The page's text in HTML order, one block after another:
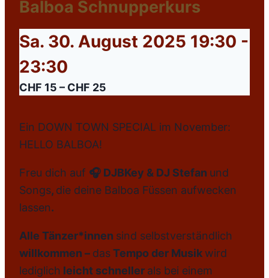
Balboa Schnupperkurs
Sa. 30. August 2025 19:30 -
23:30
CHF 15 – CHF 25
Ein DOWN TOWN SPECIAL im November:
HELLO BALBOA!
Freu dich auf 🎧 DJBKey & DJ Stefan und
Songs, die deine Balboa Füssen aufwecken
lassen.
Alle Tänzer*innen sind selbstverständlich
willkommen – dasTempo der Musik wird
lediglich leicht schneller als bei einem